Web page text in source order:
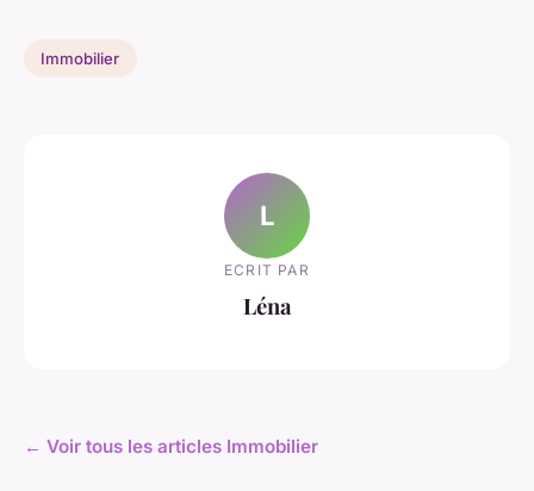
Immobilier
L
ECRIT PAR
Léna
← Voir tous les articles Immobilier